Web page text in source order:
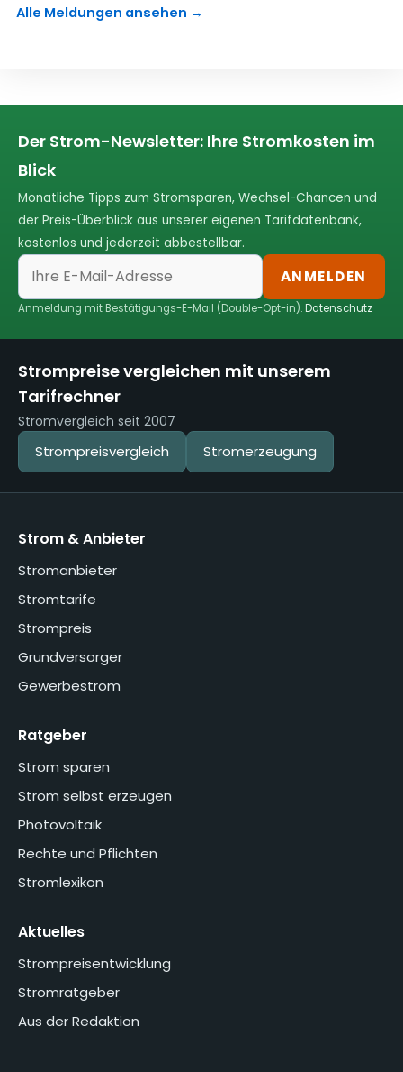
Alle Meldungen ansehen →
Der Strom-Newsletter: Ihre Stromkosten im
Blick
Monatliche Tipps zum Stromsparen, Wechsel-Chancen und
der Preis-Überblick aus unserer eigenen Tarifdatenbank,
kostenlos und jederzeit abbestellbar.
ANMELDEN
Anmeldung mit Bestätigungs-E-Mail (Double-Opt-in).Datenschutz
Strompreise vergleichen mit unserem
Tarifrechner
Stromvergleich seit 2007
Strompreisvergleich Stromerzeugung
Strom & Anbieter
Stromanbieter
Stromtarife
Strompreis
Grundversorger
Gewerbestrom
Ratgeber
Strom sparen
Strom selbst erzeugen
Photovoltaik
Rechte und Pflichten
Stromlexikon
Aktuelles
Strompreisentwicklung
Stromratgeber
Aus der Redaktion